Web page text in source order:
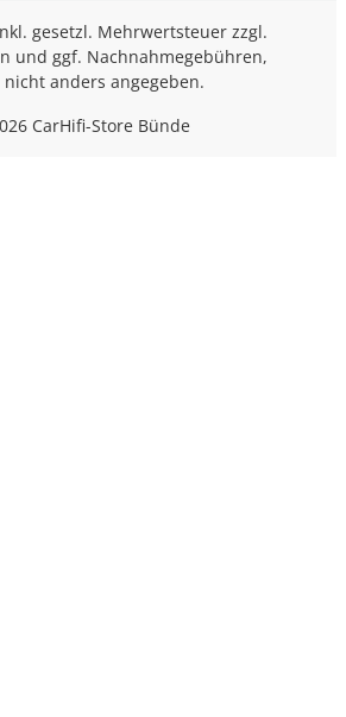
gesetzl. Mehrwertsteuer zzgl.
und ggf. Nachnahmegebühren,
anders angegeben.
CarHifi-Store Bünde